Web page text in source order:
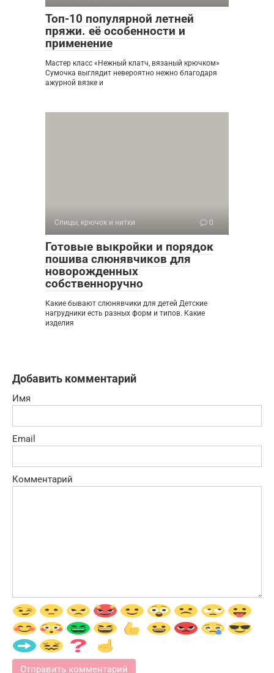
Топ-10 популярной летней
пряжи. её особенности и
применение
Мастер класс «Нежный клатч, вязаный крючком»
Сумочка выглядит невероятно нежно благодаря
ажурной вязке и
Спицы, крючок и нитки 0
Готовые выкройки и порядок
пошива слюнявчиков для
новорожденных
собственноручно
Какие бывают слюнявчики для детей Детские
нагрудники есть разных форм и типов. Какие
изделия
Добавить комментарий
Имя
Email
Комментарий